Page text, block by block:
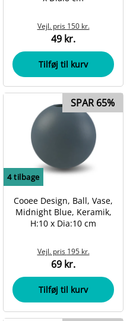
Vejl. pris 150 kr.
49 kr.
Tilføj til kurv
4tilbage
SPAR 65%
Cooee Design, Ball, Vase,
Midnight Blue, Keramik,
H:10 x Dia:10 cm
Vejl. pris 195 kr.
69 kr.
Tilføj til kurv